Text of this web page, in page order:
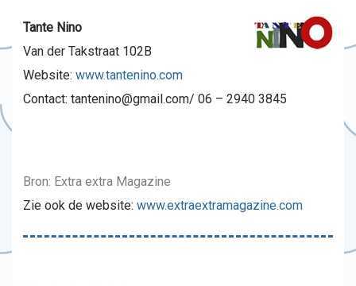
Tante Nino
Van der Takstraat 102B
Website: www.tantenino.com
Contact: tantenino@gmail.com/ 06 – 2940 3845
Bron: Extra extra Magazine
Zie ook de website: www.extraextramagazine.com